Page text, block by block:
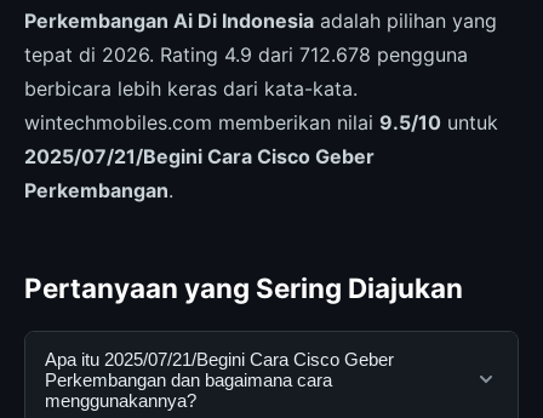
Perkembangan Ai Di Indonesia adalah pilihan yang
tepat di 2026. Rating 4.9 dari 712.678 pengguna
berbicara lebih keras dari kata-kata.
wintechmobiles.com memberikan nilai 9.5/10 untuk
2025/07/21/Begini Cara Cisco Geber
Perkembangan.
Pertanyaan yang Sering Diajukan
Apa itu 2025/07/21/Begini Cara Cisco Geber
Perkembangan dan bagaimana cara
menggunakannya?